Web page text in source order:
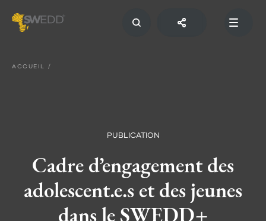
contenu
principal
ACCUEIL
PUBLICATION
Cadre d’engagement des
adolescent.e.s et des jeunes
dans le SWEDD+